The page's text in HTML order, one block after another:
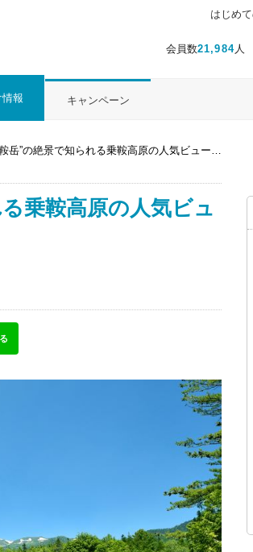
会員数21,984人
はじめ
情報 キャンペーン
“逆さ乗鞍岳”の絶景で知られる乗鞍高原の人気ビュースポット「牛留池」
乗鞍高原の人気ビュ